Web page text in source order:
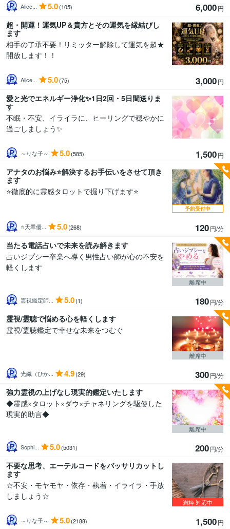
Alice... 5.0(105) 6,000円
超・開運！運気UP＆貴方とその運気を縁結びし
ます
相手の了承不要！リミッター解除して運気を超★
開放します！！
Alice... 5.0(75) 3,000円
愛と光でエネルギー浄化✨1日2回・5日間送りま
す
不眠・不安、イライラに、ヒーリングで穏やかに
過ごしましょう✨
～りな子～ 5.0(585) 1,500円
アナタのお悩み⭐️解決するお手伝いをさせて頂き
ます
⭐️徹底的に霊感タロットで掘り下げます⭐️
⭐️天翠優... 5.0(268) 120円/分
予約受付中
当たる電話占いで未来を読み解きます
占いジプシー卒業へ導く男性占い師が心の不安を
軽くします
霊視鑑定師... 5.0(1) 180円/分
離席中
霊視/霊聴で悩める心を軽くします
霊視/霊聴鑑定で幸せな未来をつむぐ
光織（ひか... 4.9(29) 300円/分
離席中
強力霊視の上げなし現実的鑑定いたします
◆霊感×タロット×ダウ×チャネリングを駆使した
現実的助言◆
Sophi... 5.0(5031) 200円/分
離席中
不要な思考、エーテルコードをバッサリカットし
ます
☆不安・モヤモヤ・依存・執着・イライラ・手放
しましょう☆
～りな子～ 5.0(2188) 1,500円
満枠対応中